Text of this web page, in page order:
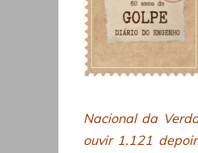
Nacional da
ouvir 1.121